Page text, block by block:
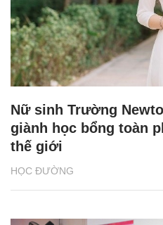
HỌC ĐƯỜNG
Nữ sinh Trường
giành học bổng toàn
thế giới